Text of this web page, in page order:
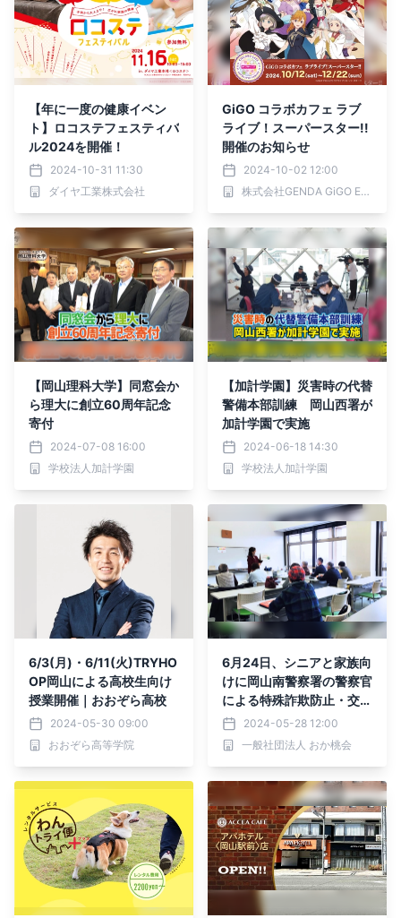
【年に一度の健康イベン
ト】ロコステフェスティバ
ル2024を開催！
2024-10-31 11:30
ダイヤ工業株式会社
GiGO コラボカフェ ラブ
ライブ！スーパースター!!
開催のお知らせ
2024-10-02 12:00
株式会社GENDA GiGO Entertainment
【岡山理科大学】同窓会か
ら理大に創立60周年記念
寄付
2024-07-08 16:00
学校法人加計学園
【加計学園】災害時の代替
警備本部訓練 岡山西署が
加計学園で実施
2024-06-18 14:30
学校法人加計学園
6/3(月)・6/11(火)TRYHO
OP岡山による高校生向け
授業開催｜おおぞら高校
2024-05-30 09:00
おおぞら高等学院
6月24日、シニアと家族向
けに岡山南警察署の警察官
による特殊詐欺防止・交通
安全に関する講話を実施
2024-05-28 12:00
一般社団法人 おか桃会